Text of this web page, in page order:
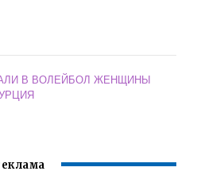
В ВОЛЕЙБОЛ ЖЕНЩИНЫ